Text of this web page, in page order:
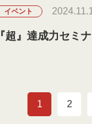
イベント
『超』達成力セミ
1 2